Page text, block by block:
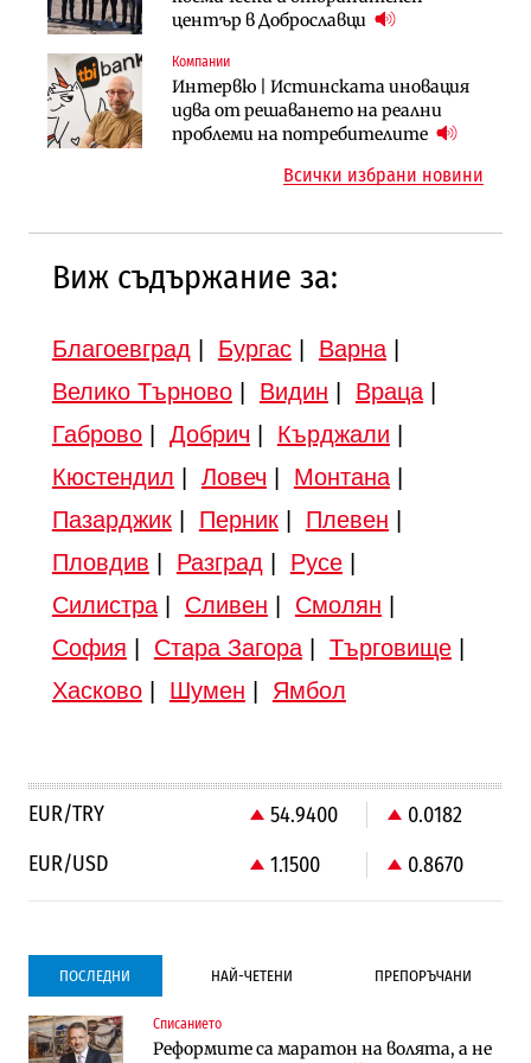
център в Доброславци
Компании
Интервю | Истинската иновация
идва от решаването на реални
проблеми на потребителите
придобиване на Euroapi Italy
Инфраструктура
АПИ възложи промяната на
парцеларния план за
трамвайното трасе по бул.
Инфраструктура
Вторият мост над Варненското
езеро става част от бъдещата
Всички избрани новини
Виж съдържание за:
Благоевград Бургас| Варна|
Велико Търново| Видин Враца|
Габрово| Добрич Кърджали
Кюстендил
Ловеч Монтана|
Пазарджик| Перник| Плевен
Пловдив
Разград Русе|
Силистра| Сливен Смолян
София
Стара Загора| Търговище|
Хасково| Шумен Ямбол
EUR/TRY 54.9400
0.0182
EUR/USD
1.1500 0.8670
ПОСЛЕДНИ НАЙ-ЧЕТЕНИ ПРЕПОРЪЧАНИ
Списанието
Реформите са маратон на волята, а не
Градоустройство
Столична община избра изпълнител за
Компании
Vivacom предлага над 150 устройства с